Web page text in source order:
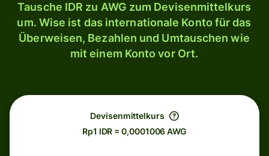
Tausche IDR zu AWG zum Devisenmittelkurs
um. Wise ist das internationale Konto für das
Überweisen, Bezahlen und Umtauschen wie
mit einem Konto vor Ort.
Devisenmittelkurs
Rp1 IDR = 0,0001006 AWG